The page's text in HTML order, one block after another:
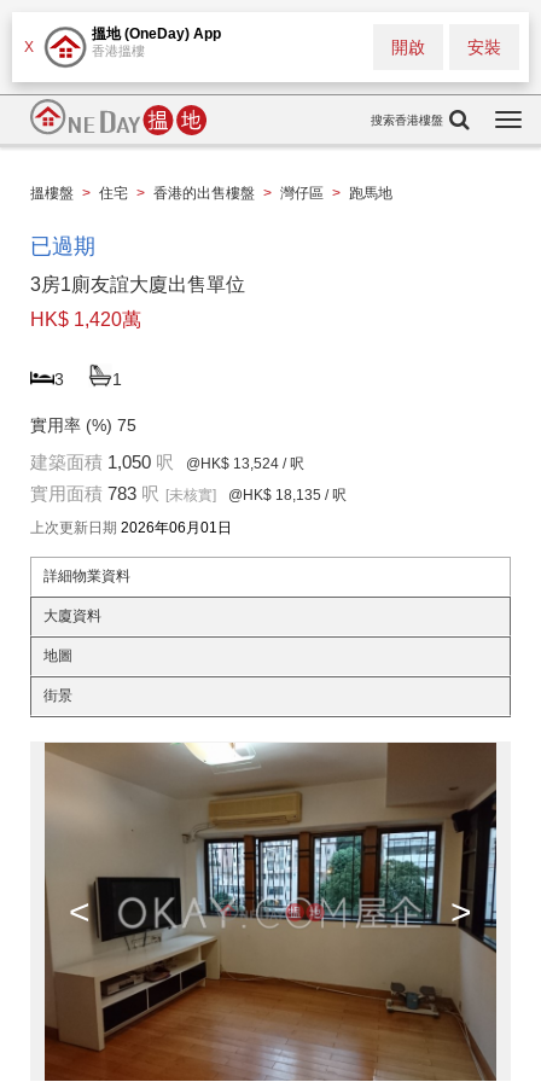
X
搵地 (OneDay) App
香港搵樓 安裝
開啟
搜索香港樓盤
搵樓盤 > 住宅 > 香港的出售樓盤 > 灣仔區 > 跑馬地
已過期
3房1廁友誼大廈出售單位
HK$ 1,420萬
3 1
實用率 (%) 75
建築面積 1,050 呎 @HK$ 13,524 / 呎
實用面積 783 呎 [未核實] @HK$ 18,135 / 呎
上次更新日期 2026年06月01日
詳細物業資料
大廈資料
地圖
街景
< >